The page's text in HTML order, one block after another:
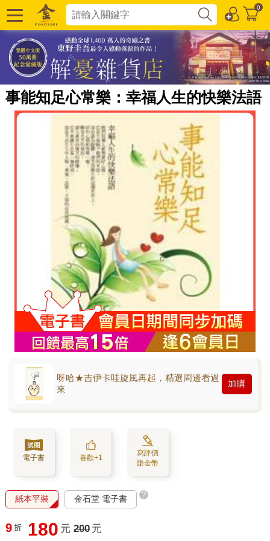
0
事能知足心常樂：幸福人生的快樂法語
呀哈★吉伊卡哇旋風再起，精選周邊看過
來
加購
電子書 喜歡+1
寫評價
賺金幣
紙本平裝 金石堂 電子書 ?
9 折 180 元 200 元